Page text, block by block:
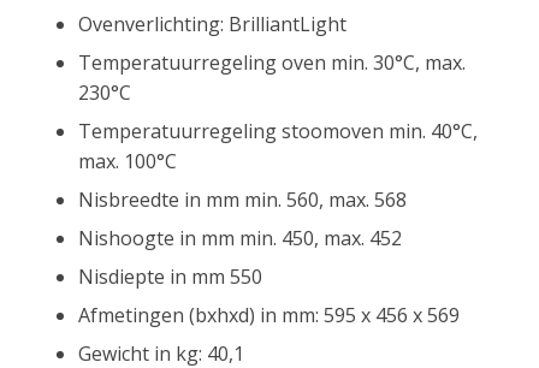
Ovenverlichting: BrilliantLight
Temperatuurregeling oven min. 30°C, max.
230°C
Temperatuurregeling stoomoven min. 40°C,
max. 100°C
Nisbreedte in mm min. 560, max. 568
Nishoogte in mm min. 450, max. 452
Nisdiepte in mm 550
Afmetingen (bxhxd) in mm: 595 x 456 x 569
Gewicht in kg: 40,1